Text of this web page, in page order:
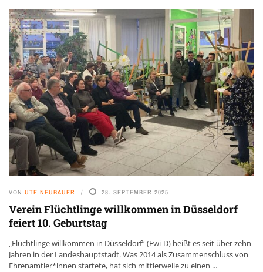
VON UTE NEUBAUER 28. SEPTEMBER 2025
Verein Flüchtlinge willkommen in Düsseldorf
feiert 10. Geburtstag
„Flüchtlinge willkommen in Düsseldorf“ (Fwi-D) heißt es seit über zehn
Jahren in der Landeshauptstadt. Was 2014 als Zusammenschluss von
Ehrenamtler*innen startete, hat sich mittlerweile zu einen ...